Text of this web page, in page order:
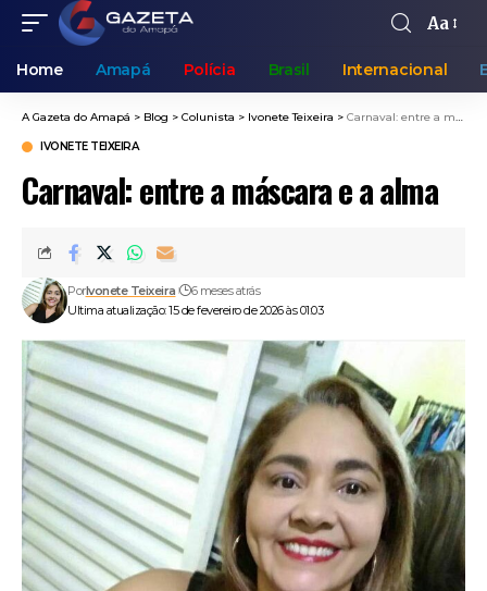
Aa
Home Amapá Polícia Brasil Internacional
A Gazeta do Amapá > Blog > Colunista > Ivonete Teixeira > Carnaval: entre a máscara e a alma
IVONETE TEIXEIRA
Carnaval: entre a máscara e a alma
Ultima atualização: 15 de fevereiro de 2026 às 01:03
PorIvonete Teixeira 6 meses atrás